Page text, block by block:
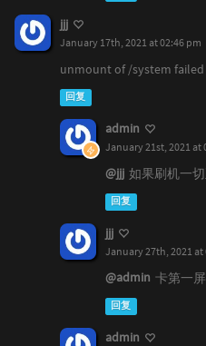
jjj
January 17th, 2021 at 02:46 pm
unmount of /system
回复
admin
January 21st, 2021 at
@jjj 如果刷机一
回复
jjj
January 27th, 2021 at
@admin 卡第一
回复
admin